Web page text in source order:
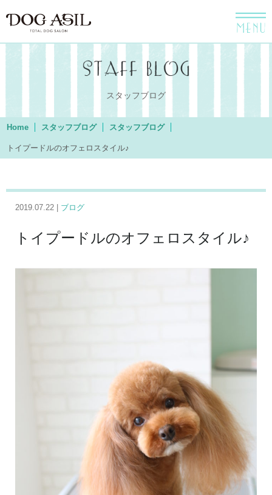
menu
スタッフブログ
Home スタッフブログ スタッフブログ
トイプードルのオフェロスタイル♪
2019.07.22 | ブログ
トイプードルのオフェロスタイル♪